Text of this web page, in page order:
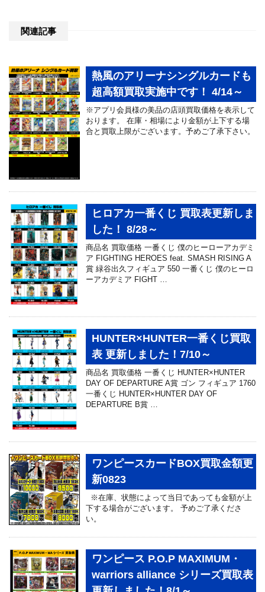
関連記事
熱風のアリーナシングルカードも
超高額買取実施中です！ 4/14～
※アプリ会員様の美品の店頭買取価格を表示して
おります。 在庫・相場により金額が上下する場
合と買取上限がございます。予めご了承下さい。
ヒロアカ一番くじ 買取表更新しま
した！ 8/28～
商品名 買取価格 一番くじ 僕のヒーローアカデミ
ア FIGHTING HEROES feat. SMASH RISING A
賞 緑谷出久フィギュア 550 一番くじ 僕のヒーロ
ーアカデミア FIGHT …
HUNTER×HUNTER一番くじ買取
表 更新しました！7/10～
商品名 買取価格 一番くじ HUNTER×HUNTER
DAY OF DEPARTURE A賞 ゴン フィギュア 1760
一番くじ HUNTER×HUNTER DAY OF
DEPARTURE B賞 …
ワンピースカードBOX買取金額更
新0823
※在庫、状態によって当日であっても金額が上
下する場合がございます。 予めご了承くださ
い。
ワンピース P.O.P MAXIMUM・
warriors alliance シリーズ買取表